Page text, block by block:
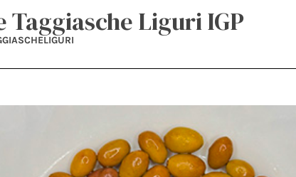
Taggiasche Liguri IGP